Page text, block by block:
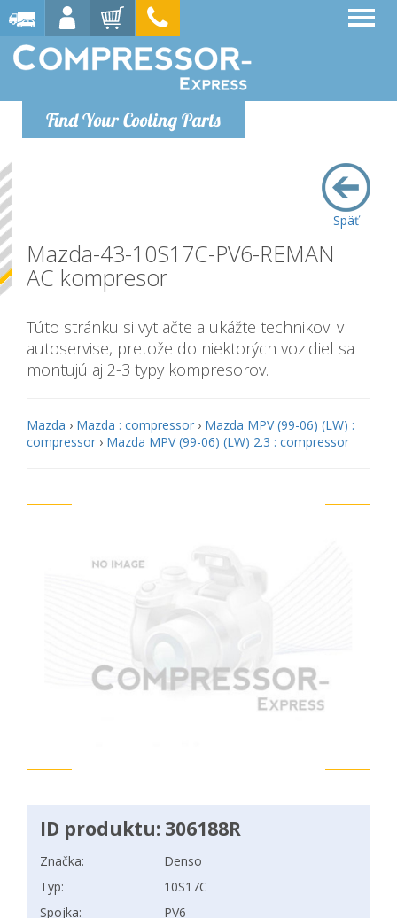
Find Your Cooling Parts
Späť
Mazda-43-10S17C-PV6-REMAN
AC kompresor
Túto stránku si vytlačte a ukážte technikovi v
autoservise, pretože do niektorých vozidiel sa
montujú aj 2-3 typy kompresorov.
Mazda › Mazda : compressor › Mazda MPV (99-06) (LW) :
compressor › Mazda MPV (99-06) (LW) 2.3 : compressor
ID produktu: 306188R
Značka:
Denso
Typ:
10S17C
Spojka:
PV6